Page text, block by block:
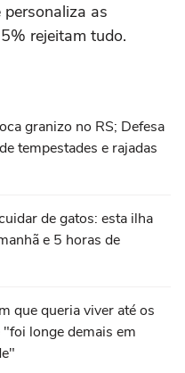
as
rejeitam tudo.
granizo no RS; Defesa
tempestades e rajadas
de gatos: esta ilha
e 5 horas de
que queria viver até os
longe demais em